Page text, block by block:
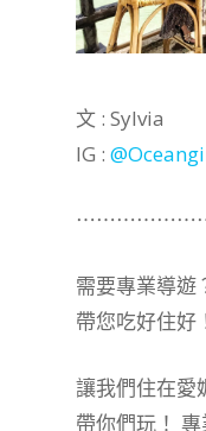
文 : Sylvia
IG :
需要專業導遊
帶您吃好住好
讓我們住在愛
帶你們玩！